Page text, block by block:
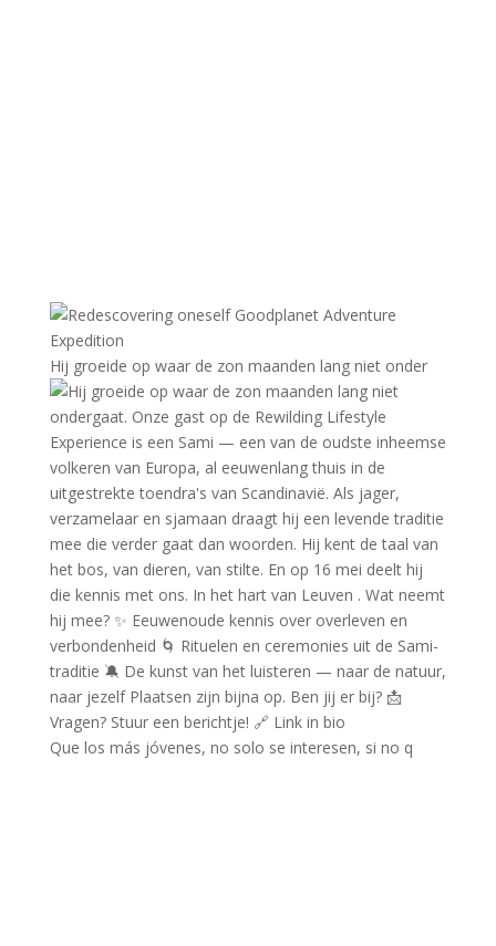
Hij groeide op waar de zon maanden lang niet onder
Que los más jóvenes, no solo se interesen, si no q